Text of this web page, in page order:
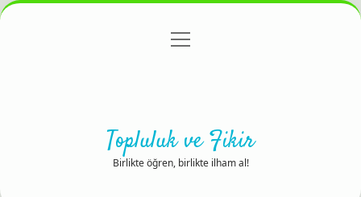
Gizlilik Politikası
menüyü
Topluluk ve Fikir
Birlikte öğren, birlikte ilham al!